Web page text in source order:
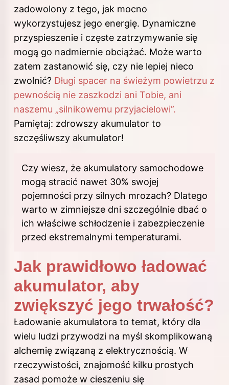
zadowolony z tego, jak mocno
wykorzystujesz jego energię. Dynamiczne
przyspieszenie i częste zatrzymywanie się
mogą go nadmiernie obciążać. Może warto
zatem zastanowić się, czy nie lepiej nieco
zwolnić? Długi spacer na świeżym powietrzu z
pewnością nie zaszkodzi ani Tobie, ani
naszemu „silnikowemu przyjacielowi”.
Pamiętaj: zdrowszy akumulator to
szczęśliwszy akumulator!
Czy wiesz, że akumulatory samochodowe
mogą stracić nawet 30% swojej
pojemności przy silnych mrozach? Dlatego
warto w zimniejsze dni szczególnie dbać o
ich właściwe schłodzenie i zabezpieczenie
przed ekstremalnymi temperaturami.
Jak prawidłowo ładować
akumulator, aby
zwiększyć jego trwałość?
Ładowanie akumulatora to temat, który dla
wielu ludzi przywodzi na myśl skomplikowaną
alchemię związaną z elektrycznością. W
rzeczywistości, znajomość kilku prostych
zasad pomoże w cieszeniu się